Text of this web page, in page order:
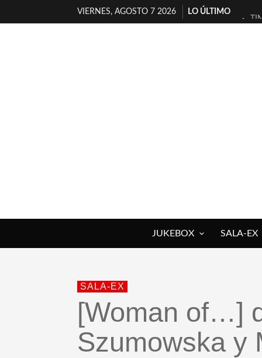
VIERNES, AGOSTO 7 2026
LO ÚLTIMO
JUKEBOX SALA-EX
SALA-EX
[Woman of…]
Szumowska y